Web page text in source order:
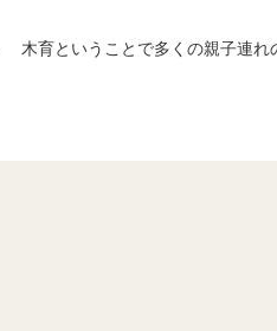
木育ということで多くの親子連れ